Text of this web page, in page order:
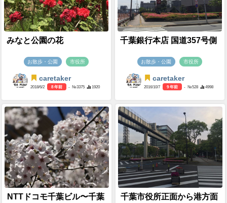
みなと公園の花
お散歩・公園 市役所
caretaker
2018/6/2 8 年前 - №3375 1920
千葉銀行本店 国道357号側
お散歩・公園 市役所
caretaker
2016/10/7 9 年前 - №528 4998
NTTドコモ千葉ビル〜千葉
千葉市役所正面から港方面